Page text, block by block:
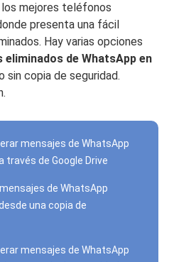
mejores teléfonos
presenta una fácil
Hay varias opciones
de WhatsApp en
sin copia de seguridad.
mensajes de WhatsApp
través de Google Drive
de WhatsApp
una copia de
mensajes de WhatsApp